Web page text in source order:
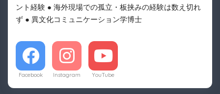
ント経験 ● 海外現場での孤立・板挟みの経験は数え切れ
ず ● 異文化コミュニケーション学博士
Facebook Instagram YouTube